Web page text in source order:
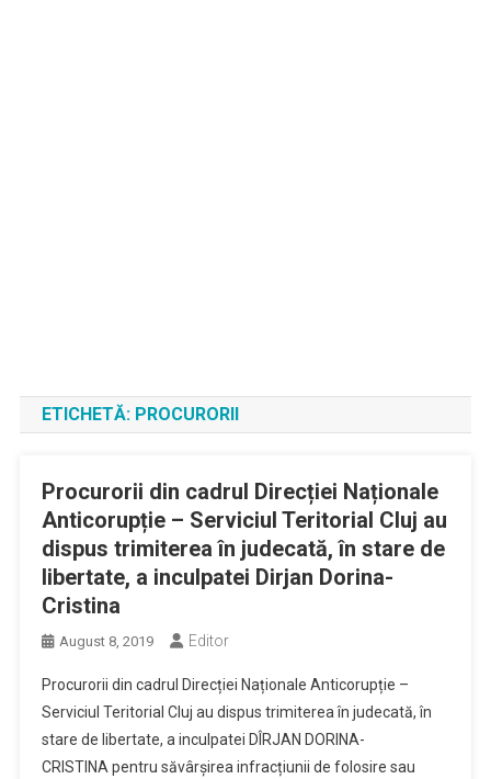
ETICHETĂ: PROCURORII
Procurorii din cadrul Direcției Naționale
Anticorupție – Serviciul Teritorial Cluj au
dispus trimiterea în judecată, în stare de
libertate, a inculpatei Dirjan Dorina-
Cristina
August 8, 2019 Editor
Procurorii din cadrul Direcției Naționale Anticorupție –
Serviciul Teritorial Cluj au dispus trimiterea în judecată, în
stare de libertate, a inculpatei DÎRJAN DORINA-
CRISTINA pentru săvârșirea infracțiunii de folosire sau